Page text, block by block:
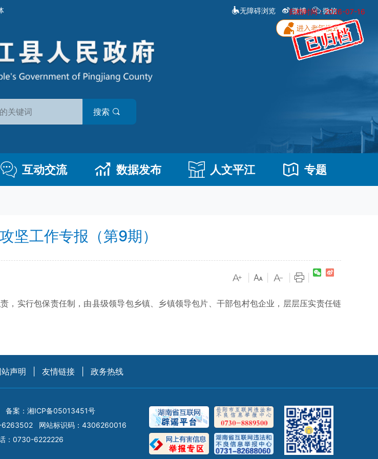
归档时间：2026-07-16
无障碍浏览 微博 微信
搜索
互动交流 数据发布 人文平江 专题
坚工作专报（第9期）
实行包保责任制，由县级领导包乡镇、乡镇领导包片、干部包村包企业，层层压实责任链
站声明 友情链接 政务热线
备案： 湘ICP备05013451号
6263502
网站标识码：4306260016
：0730-6222226